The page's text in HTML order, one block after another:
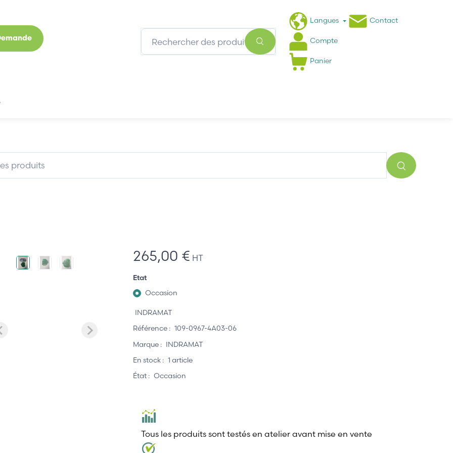
Langues Contact
Compte
Panier
265,00 € HT
Etat
Occasion
INDRAMAT
Référence : 109-0967-4A03-06
Marque : INDRAMAT
En stock : 1 article
État : Occasion
Tous les produits sont testés en atelier avant mise en vente